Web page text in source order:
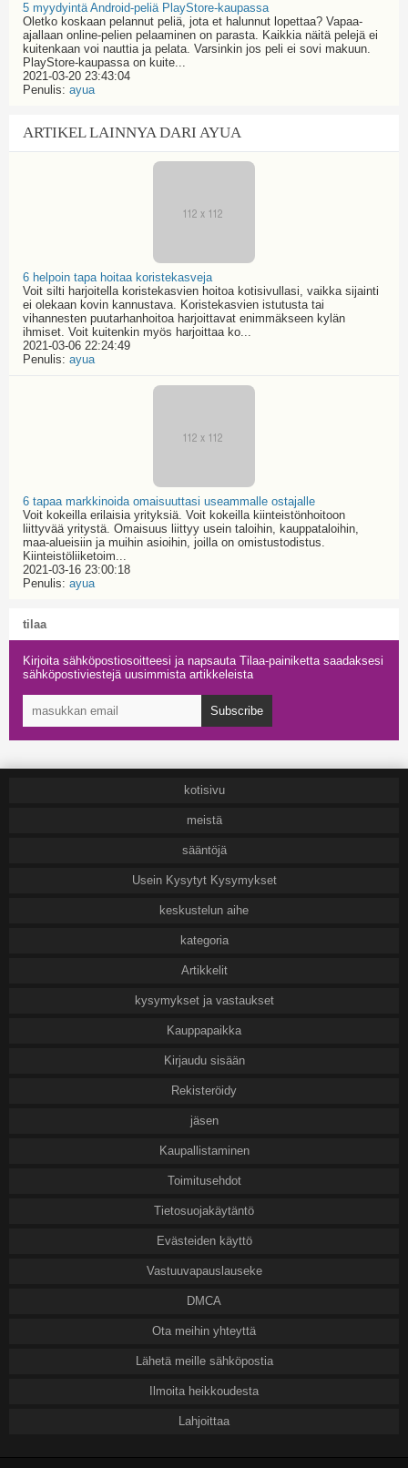
5 myydyintä Android-peliä PlayStore-kaupassa
Oletko koskaan pelannut peliä, jota et halunnut lopettaa? Vapaa-
ajallaan online-pelien pelaaminen on parasta. Kaikkia näitä pelejä ei
kuitenkaan voi nauttia ja pelata. Varsinkin jos peli ei sovi makuun.
PlayStore-kaupassa on kuite...
2021-03-20 23:43:04
Penulis: ayua
ARTIKEL LAINNYA DARI AYUA
6 helpoin tapa hoitaa koristekasveja
Voit silti harjoitella koristekasvien hoitoa kotisivullasi, vaikka sijainti
ei olekaan kovin kannustava. Koristekasvien istutusta tai
vihannesten puutarhanhoitoa harjoittavat enimmäkseen kylän
ihmiset. Voit kuitenkin myös harjoittaa ko...
2021-03-06 22:24:49
Penulis: ayua
6 tapaa markkinoida omaisuuttasi useammalle ostajalle
Voit kokeilla erilaisia yrityksiä. Voit kokeilla kiinteistönhoitoon
liittyvää yritystä. Omaisuus liittyy usein taloihin, kauppataloihin,
maa-alueisiin ja muihin asioihin, joilla on omistustodistus.
Kiinteistöliiketoim...
2021-03-16 23:00:18
Penulis: ayua
tilaa
Kirjoita sähköpostiosoitteesi ja napsauta Tilaa-painiketta saadaksesi
sähköpostiviestejä uusimmista artikkeleista
Subscribe
kotisivu
meistä
sääntöjä
Usein Kysytyt Kysymykset
keskustelun aihe
kategoria
Artikkelit
kysymykset ja vastaukset
Kauppapaikka
Kirjaudu sisään
Rekisteröidy
jäsen
Kaupallistaminen
Toimitusehdot
Tietosuojakäytäntö
Evästeiden käyttö
Vastuuvapauslauseke
DMCA
Ota meihin yhteyttä
Lähetä meille sähköpostia
Ilmoita heikkoudesta
Lahjoittaa